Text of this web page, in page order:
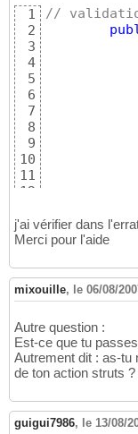
1
2
3
4
5
6
7
8
9
10
11
12
14
15
17
18
19
20
21
22
23
25
26
//
}
j'ai vérifier dans
Merci pour l'aide
mixouille, le 06/08/
Autre question :
Est-ce que tu
Autrement dit : as-tu
de ton action struts
guigui7986, le 13/08/